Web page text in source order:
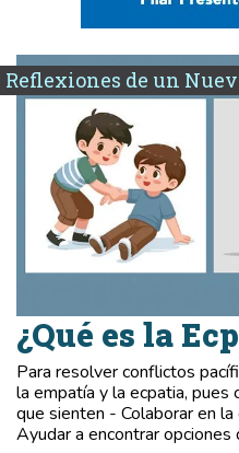
Reflexiones de un
¿Qué es la
Para resolver conflictos
la empatía y la ecpatia, pues
que sienten - Colaborar en
Ayudar a encontrar